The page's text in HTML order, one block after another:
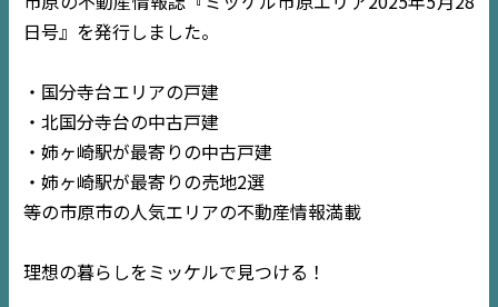
NEWS
EVENT
市原エリア
日号』を発行しました。
・国分寺台エリアの戸建
・北国分寺台の中古戸建
・姉ヶ崎駅が最寄りの中古戸建
・姉ヶ崎駅が最寄りの売地2選
等の市原市の人気エリアの不動産情報満載
理想の暮らしをミッケルで見つける！